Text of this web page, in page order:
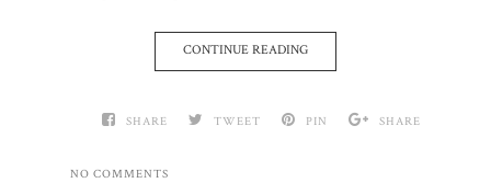
CONTINUE READING
SHARE TWEET PIN SHARE
NO COMMENTS